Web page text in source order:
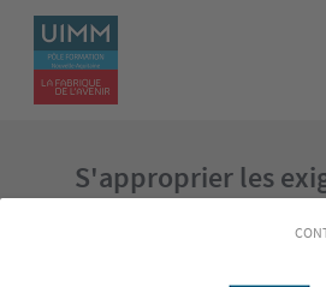
S'approprier les
norme ISO